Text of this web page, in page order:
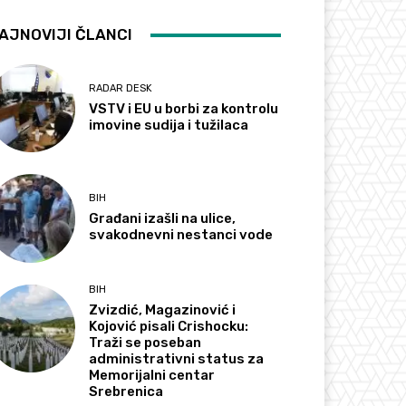
ČLANCI
RADAR DESK
VSTV i EU u borbi za kontrolu
imovine sudija i tužilaca
BIH
Građani izašli na ulice,
svakodnevni nestanci vode
BIH
Zvizdić, Magazinović i
Kojović pisali Crishocku:
Traži se poseban
administrativni status za
Memorijalni centar
Srebrenica